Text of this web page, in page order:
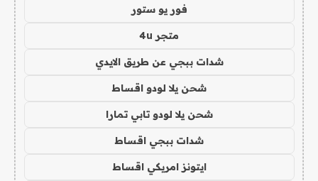
فور يو ستور
متجر 4u
شدات ببجي عن طريق الايدي
شحن يلا لودو اقساط
شحن يلا لودو تابي تمارا
شدات ببجي اقساط
ايتونز امريكي اقساط